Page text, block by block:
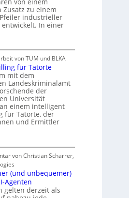
Zusatz zu einem
industrieller
entwickelt. In einer
von TUM und BLKA
für Tatorte
mit dem
Landeskriminalamt
der
Universität
einem intelligent
für Tatorte, der
und Ermittler
von Christian Scharrer,
(und unbequemer)
Agenten
gelten derzeit als